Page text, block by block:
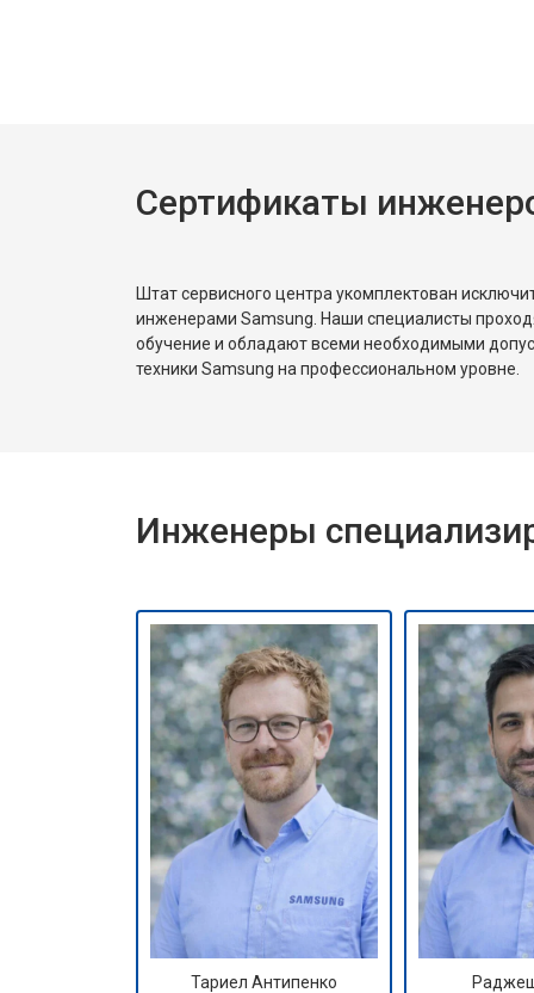
Замена реле
Сертификаты
Штат сервисного центра укомплектован
инженерами Samsung. Наши специалисты
обучение и обладают всеми необходимыми
техники Samsung на профессиональном уровне.
Инженеры
Тариел Антипенко